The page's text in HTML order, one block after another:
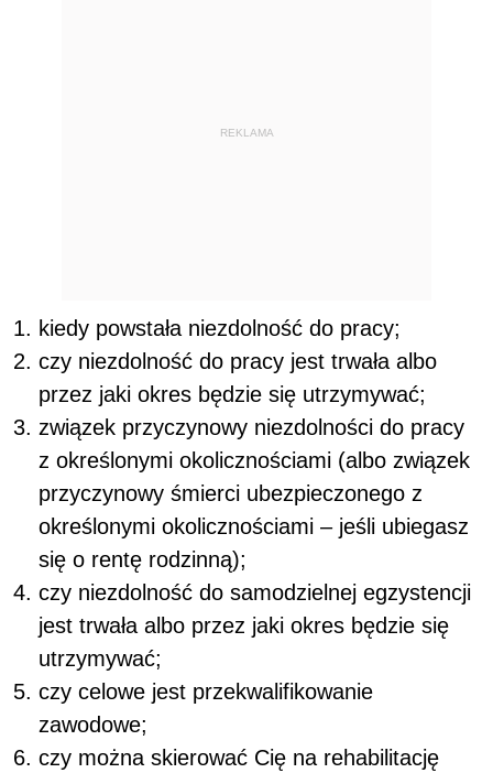
REKLAMA
kiedy powstała niezdolność do pracy;
czy niezdolność do pracy jest trwała albo
przez jaki okres będzie się utrzymywać;
związek przyczynowy niezdolności do pracy
z określonymi okolicznościami (albo związek
przyczynowy śmierci ubezpieczonego z
określonymi okolicznościami – jeśli ubiegasz
się o rentę rodzinną);
czy niezdolność do samodzielnej egzystencji
jest trwała albo przez jaki okres będzie się
utrzymywać;
czy celowe jest przekwalifikowanie
zawodowe;
czy można skierować Cię na rehabilitację